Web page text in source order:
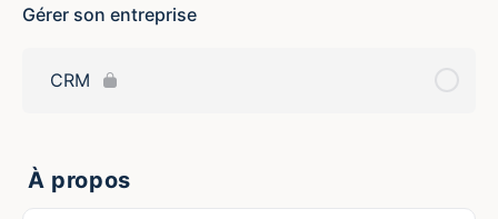
Gérer son entreprise
CRM
À propos